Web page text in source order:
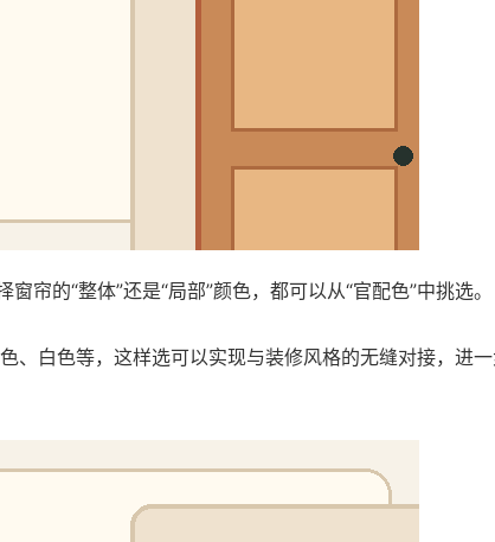
帘的“整体”还是“局部”颜色，都可以从“官配色”中挑选。
、白色等，这样选可以实现与装修风格的无缝对接，进